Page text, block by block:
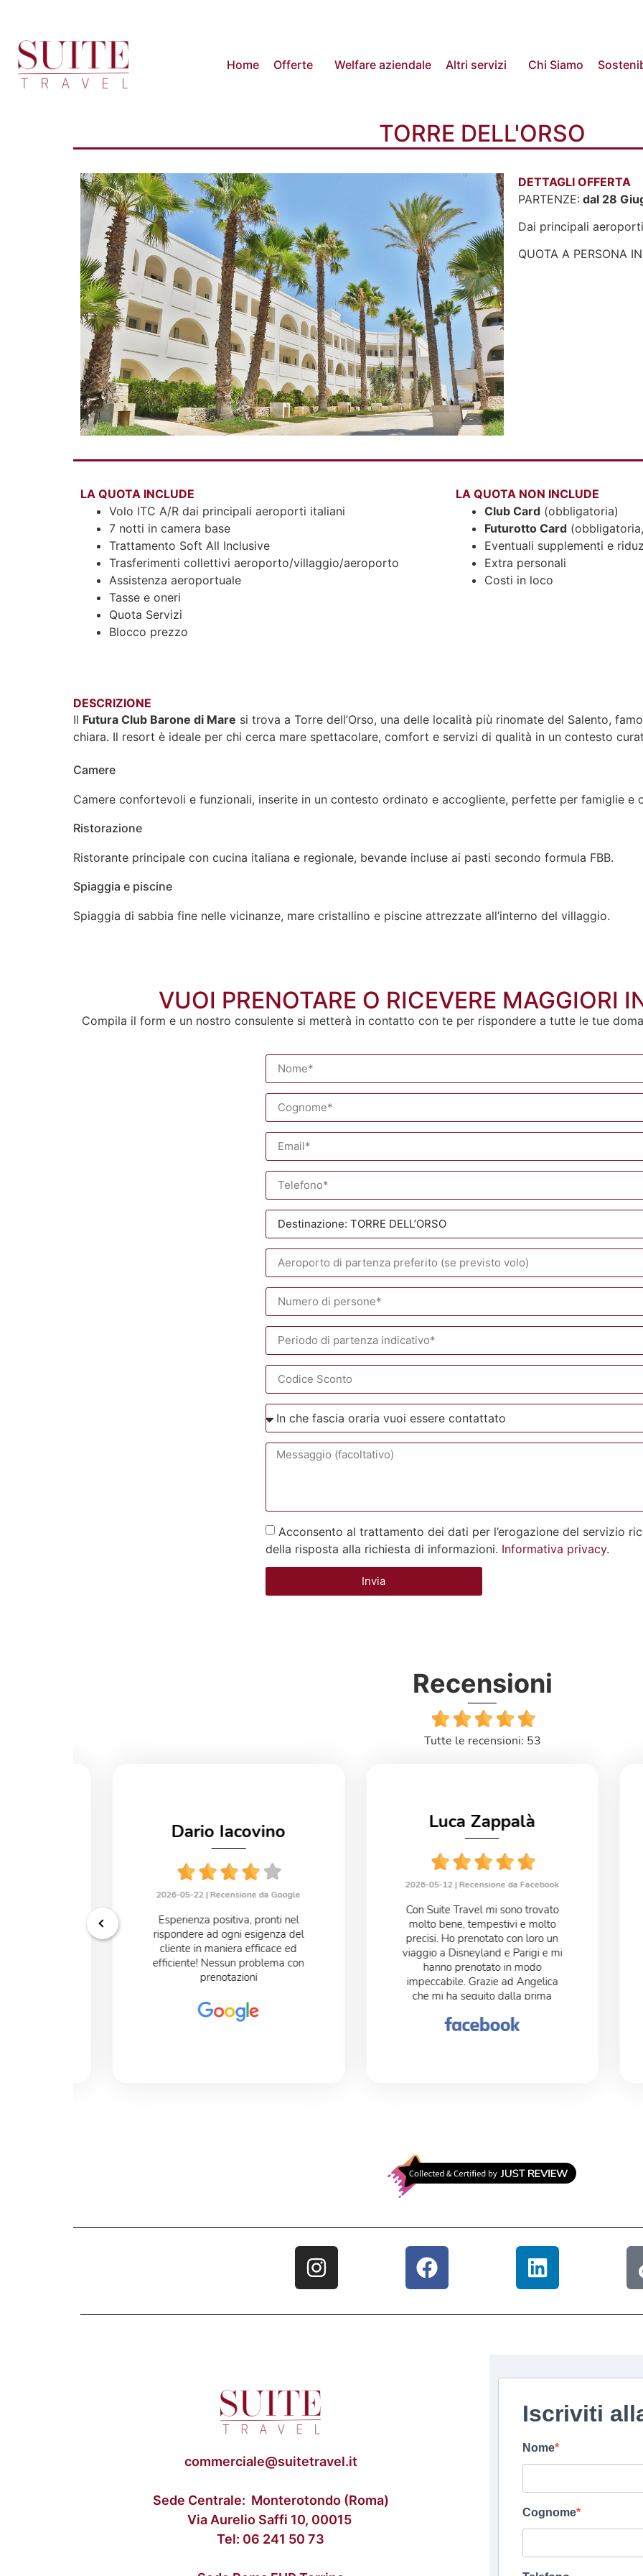
Home Offerte Welfare aziendale Altri servizi Chi Siamo
TORRE DELL'ORSO
DETTAGLI OFFERTA
PARTENZE: dal 28
Dai principali
QUOTA A PERSONA
LA QUOTA INCLUDE
Volo ITC A/R dai principali aeroporti italiani
7 notti in camera base
Trattamento Soft All Inclusive
Trasferimenti collettivi aeroporto/villaggio/aeroporto
Assistenza aeroportuale
Tasse e oneri
Quota Servizi
Blocco prezzo
LA QUOTA NON INCLUDE
Club Card(obbligatoria)
Futurotto Card
Eventuali supplementi e
Extra personali
Costi in loco
DESCRIZIONE
Il Futura Club Barone di Mare si trova a Torre dell’Orso, una delle località più rinomate del Salento,
chiara. Il resort è ideale per chi cerca mare spettacolare, comfort e servizi di qualità in un contesto
Camere
Camere confortevoli e funzionali, inserite in un contesto ordinato e accogliente, perfette per famiglie e
Ristorazione
Ristorante principale con cucina italiana e regionale, bevande incluse ai pasti secondo formula FBB.
Spiaggia e piscine
Spiaggia di sabbia fine nelle vicinanze, mare cristallino e piscine attrezzate all’interno del villaggio.
VUOI PRENOTARE O RICEVERE MAGGIORI
Compila il form e un nostro consulente si metterà in contatto con te per rispondere a tutte le tue
Acconsento al trattamento dei dati per l’erogazione del servizio
della risposta alla richiesta di informazioni. Informativa privacy.
Invia
Recensioni
Tutte le recensioni: 53
Dario Iacovino
2026-05-22 |Recensione da Google
Esperienza positiva, pronti nel
rispondere ad ogni esigenza del
cliente in maniera efficace ed
efficiente! Nessun problema con
prenotazioni
Luca Zappalà
2026-05-12 |Recensione da Facebook
Con Suite Travel mi sono trovato
molto bene, tempestivi e molto
precisi. Ho prenotato con loro un
viaggio a Disneyland e Parigi e mi
hanno prenotato in modo
impeccabile. Grazie ad Angelica
che mi ha seguito dalla prima
commerciale@suitetravel.it
Sede Centrale: Monterotondo (Roma)
Via Aurelio Saffi 10, 00015
Tel: 06 241 50 73
Iscriviti
Nome
Cognome